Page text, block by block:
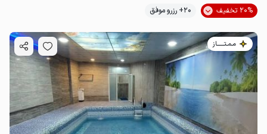
1.7میلیون ت
1.44میلیون ت 4.7
20% تخفیف
20+ رزرو موفق
مـمـتــــــاز